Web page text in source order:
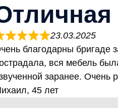
23.03.2025
благодарны бригаде
вся мебель
заранее. Очень
45 лет